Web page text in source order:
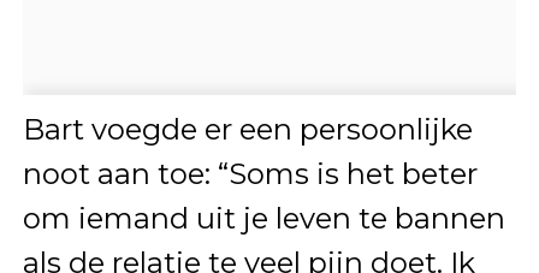
Bart voegde er een persoonlijke
noot aan toe: “Soms is het beter
om iemand uit je leven te bannen
als de relatie te veel pijn doet. Ik